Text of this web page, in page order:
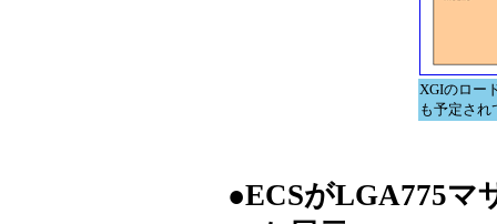
XGIのロー
も予定され
●ECSがLGA775マ